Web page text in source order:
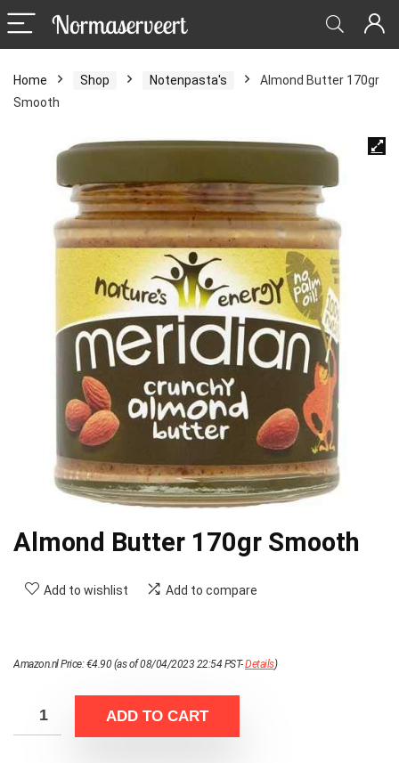
Home Shop Notenpasta's
Almond Butter 170gr
Smooth
Almond Butter 170gr Smooth
Add to wishlist Add to compare
Amazon.nl Price:€4.90(as of 08/04/2023 22:54 PST-Details)
ADD TO CART